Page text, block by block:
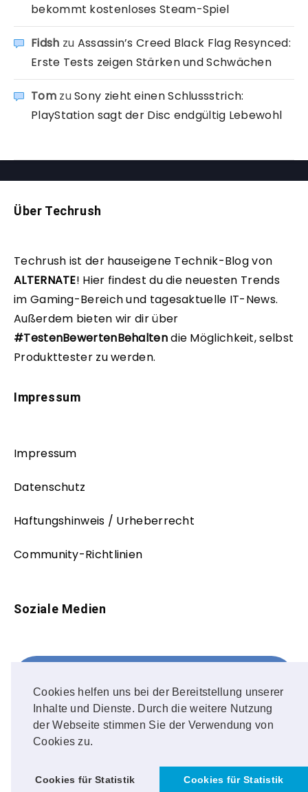
Cookies helfen uns bei der Bereitstellung unserer
Inhalte und Dienste. Durch die weitere Nutzung
der Webseite stimmen Sie der Verwendung von
Cookies zu.
Cookies für Statistik
Cookies für Statistik
bekommt kostenloses Steam-Spiel
Fidsh zu Assassin’s Creed Black Flag Resynced:
Erste Tests zeigen Stärken und Schwächen
TomzuSony zieht einen Schlussstrich:
PlayStation sagt der Disc endgültig Lebewohl
Über Techrush
Techrush ist der hauseigene Technik-Blog von
ALTERNATE! Hier findest du die neuesten Trends
im Gaming-Bereich und tagesaktuelle IT-News.
Außerdem bieten wir dir über
#TestenBewertenBehaltendie Möglichkeit, selbst
Produkttester zu werden.
Impressum
Impressum
Datenschutz
Haftungshinweis / Urheberrecht
Community-Richtlinien
Soziale Medien
FOLLOW ME!
Instagram
OUR PHOTOS!